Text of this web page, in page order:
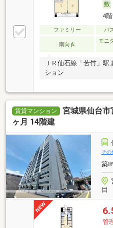
4
ファミリー バ
南向き
モニ
ＪＲ仙石線「苦竹」駅
ション
賃貸マンション
宮城県仙台
ヶ月 14階建
その
築8
目
管